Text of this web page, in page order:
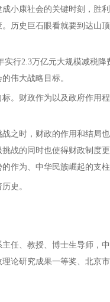
小康社会的关键时刻，胜
历史巨石眼看就要到达山
实行2.3万亿元大规模减税
伟大战略目标。
。财政作为以及政府作用
之时，财政的作用和结局
战的同时也使得财政制度
作为、中华民族崛起的支
史。
任、教授、博士生导师
论研究成果一等奖、北京